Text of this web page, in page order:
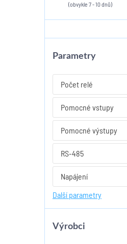
(obvykle 7 - 10 dnů)
Parametry
Počet relé
Pomocné vstupy
Pomocné výstupy
RS-485
Napájení
Další parametry
Výrobci